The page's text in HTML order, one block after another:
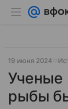
19 июня 2024
Ученые
рыбы